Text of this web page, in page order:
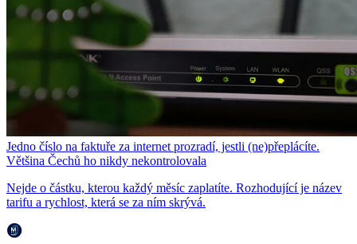
Jedno číslo na faktuře za internet prozradí, jestli (ne)přeplácíte.
Většina Čechů ho nikdy nekontrolovala
Nejde o částku, kterou každý měsíc zaplatíte. Rozhodující je název
tarifu a rychlost, která se za ním skrývá.